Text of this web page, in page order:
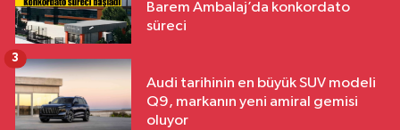
Barem Ambalaj’da konkordato
süreci
Audi tarihinin en büyük SUV modeli
Q9, markanın yeni amiral gemisi
oluyor
3